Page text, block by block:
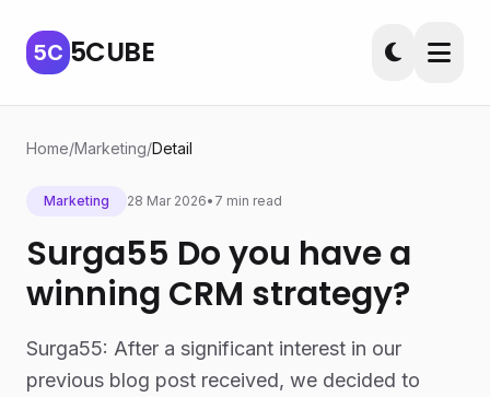
5C 5CUBE
Home/Marketing/Detail
Marketing 28 Mar 2026• 7 min read
Surga55 Do you have a
winning CRM strategy?
Surga55: After a significant interest in our
previous blog post received, we decided to